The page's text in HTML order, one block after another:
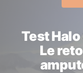
Test
Le